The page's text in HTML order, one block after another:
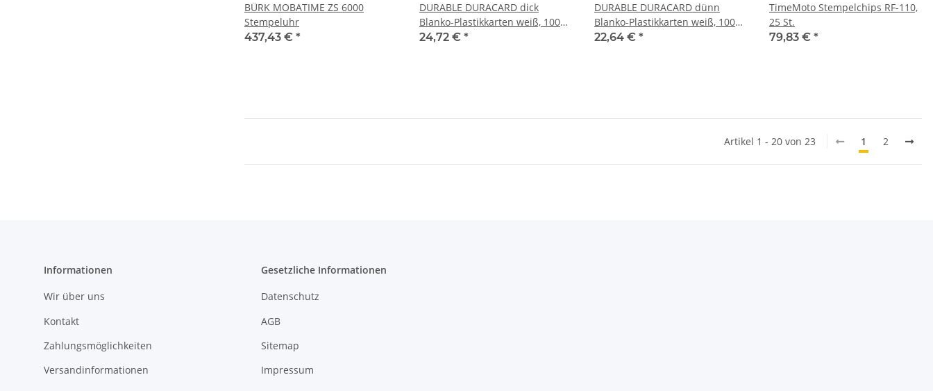
BÜRK MOBATIME ZS 6000
Stempeluhr
437,43 € *
DURABLE DURACARD dick
Blanko-Plastikkarten weiß, 100
St.
24,72 € *
DURABLE DURACARD dünn
Blanko-Plastikkarten weiß, 100
St.
22,64 € *
TimeMoto Stempelchips RF-110,
25 St.
79,83 € *
Artikel 1 - 20 von 23 1 2
Informationen
Wir über uns
Kontakt
Zahlungsmöglichkeiten
Versandinformationen
Gesetzliche Informationen
Datenschutz
AGB
Sitemap
Impressum